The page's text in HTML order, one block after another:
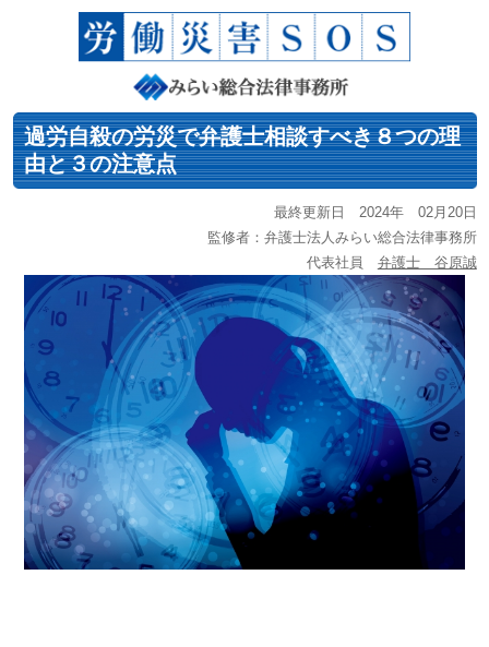
過労自殺の労災で弁護士相談すべき８つの理
由と３の注意点
最終更新日 2024年 02月20日
監修者：弁護士法人みらい総合法律事務所
代表社員 弁護士 谷原誠